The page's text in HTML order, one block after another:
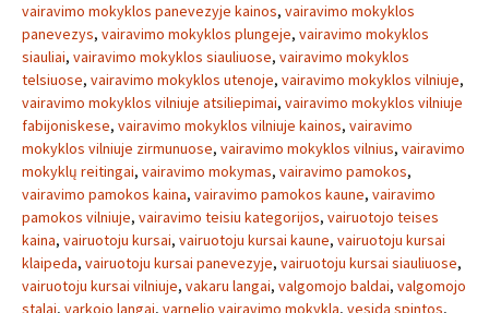
vairavimo mokyklos panevezyje kainos, vairavimo mokyklos
panevezys, vairavimo mokyklos plungeje, vairavimo mokyklos
siauliai, vairavimo mokyklos siauliuose, vairavimo mokyklos
telsiuose, vairavimo mokyklos utenoje, vairavimo mokyklos vilniuje,
vairavimo mokyklos vilniuje atsiliepimai, vairavimo mokyklos vilniuje
fabijoniskese, vairavimo mokyklos vilniuje kainos, vairavimo
mokyklos vilniuje zirmunuose, vairavimo mokyklos vilnius, vairavimo
mokyklų reitingai, vairavimo mokymas, vairavimo pamokos,
vairavimo pamokos kaina, vairavimo pamokos kaune, vairavimo
pamokos vilniuje, vairavimo teisiu kategorijos, vairuotojo teises
kaina, vairuotoju kursai, vairuotoju kursai kaune, vairuotoju kursai
klaipeda, vairuotoju kursai panevezyje, vairuotoju kursai siauliuose,
vairuotoju kursai vilniuje, vakaru langai, valgomojo baldai, valgomojo
stalai, varkojo langai, varnelio vairavimo mokykla, vesida spintos,